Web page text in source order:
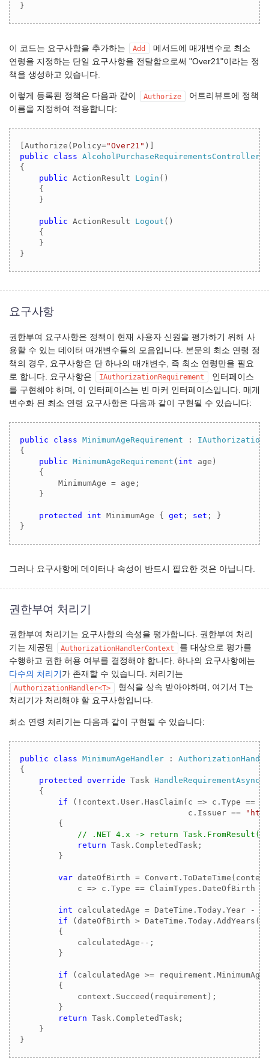
}
이 코드는 요구사항을 추가하는 Add
메서드에 매개변수로 최소
연령을 지정하는 단일 요구사항을 전달함으로써 "Over21"이라는 정
책을 생성하고 있습니다.
이렇게 등록된 정책은 다음과 같이 Authorize
어트리뷰트에 정책
이름을 지정하여 적용합니다:
[Authorize(Policy="Over21"
public
class AlcoholPurchaseRequirementsController
{
public ActionResult Login ( )
    {
    }
public ActionResult Logout ( )
    {
    }
}
요구사항
권한부여 요구사항은 정책이 현재 사용자 신원을 평가하기 위해 사
용할 수 있는 데이터 매개변수들의 모음입니다. 본문의 최소 연령 정
책의 경우, 요구사항은 단 하나의 매개변수, 즉 최소 연령만을 필요
로 합니다. 요구사항은
IAuthorizationRequirement
인터페이스
를 구현해야 하며, 이 인터페이스는 빈 마커 인터페이스입니다. 매개
변수화 된 최소 연령 요구사항은 다음과 같이 구현될 수 있습니다:
public class MinimumAgeRequirement :
{
public MinimumAgeRequirement ( int age )
    {
        MinimumAge = age;
    }
protected int MinimumAge { get ; set ; }
}
그러나 요구사항에 데이터나 속성이 반드시 필요한 것은 아닙니다.
권한부여 처리기
권한부여 처리기는 요구사항의 속성을 평가합니다. 권한부여 처리
기는 제공된
AuthorizationHandlerContext
를 대상으로 평가를
수행하고 권한 허용 여부를 결정해야 합니다. 하나의 요구사항에는
다수의 처리기 가 존재할 수 있습니다. 처리기는
AuthorizationHandler<T>
형식을 상속 받아야하며, 여기서 T는
처리기가 처리해야 할 요구사항입니다.
최소 연령 처리기는 다음과 같이 구현될 수 있습니다:
public class MinimumAgeHandler :
{
protected
override Task HandleRequirementAsync
    {
if (!context.User.HasClaim(c => c.Type ==
                                   c.Issuer ==
        {
// .NET 4.x -> return
return Task.CompletedTask;
        }
var dateOfBirth =
c => c.Type == ClaimTypes.DateOfBirth
int calculatedAge = DateTime.Today.Year -
if (dateOfBirth >
        {
            calculatedAge--;
        }
if (calculatedAge >= requirement.MinimumAge)
        {
            context.Succeed(requirement);
        }
return Task.CompletedTask;
    }
}